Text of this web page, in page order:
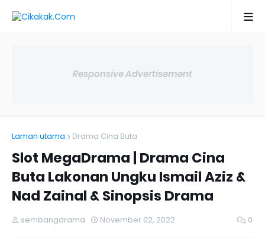
Responsive Advertisement
Laman utama Drama Cina Buta
Slot MegaDrama | Drama Cina
Buta Lakonan Ungku Ismail Aziz &
Nad Zainal & Sinopsis Drama
sembangdrama November 02, 2022 0